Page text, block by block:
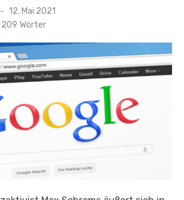
Veröffentlicht
am
12. Mai 2021
209 Wörter